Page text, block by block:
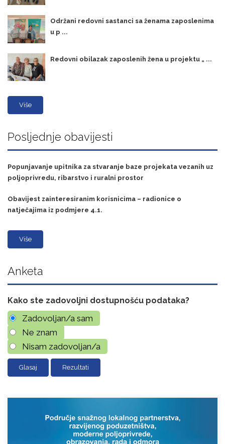
Održani redovni sastanci sa ženama zaposlenima
u p ...
Redovni obilazak zaposlenih žena u projektu „ ...
Više
Posljednje obavijesti
Popunjavanje upitnika za stvaranje baze projekata vezanih uz
poljoprivredu, ribarstvo i ruralni prostor
Obavijest zainteresiranim korisnicima – radionice o
natječajima iz podmjere 4.1.
Više
Anketa
Kako ste zadovoljni dostupnošću podataka?
Zadovoljan/a sam
Ne znam
Nisam zadovoljan/a
Rezultati